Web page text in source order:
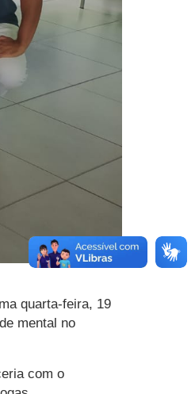
quarta-feira, 19
mental no
com o